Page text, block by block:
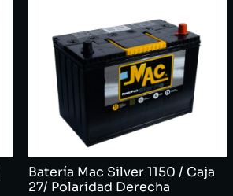
Batería Mac Silver 1150 / Caja
27/ Polaridad Derecha